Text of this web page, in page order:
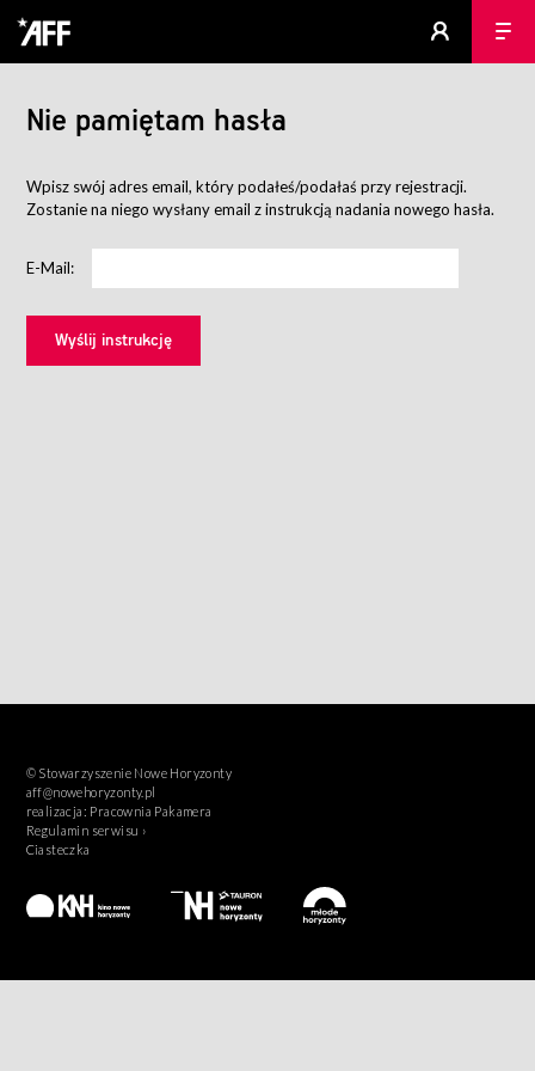
Nie pamiętam hasła
Wpisz swój adres email, który podałeś/podałaś przy rejestracji.
Zostanie na niego wysłany email z instrukcją nadania nowego hasła.
E-Mail:
© Stowarzyszenie Nowe Horyzonty
aff@nowehoryzonty.pl
realizacja: Pracownia Pakamera
Regulamin serwisu ›
Ciasteczka